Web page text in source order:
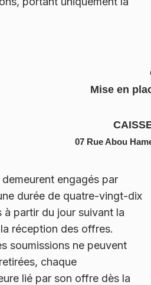
Mise en
07 Rue Abou
engagés par
durée de quatre-vingt-dix
partir du jour suivant la
la réception des offres.
soumissions ne peuvent
chaque
lié par son offre dès la